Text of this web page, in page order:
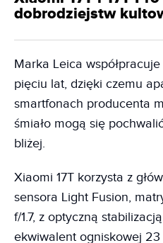
dobrodziejstw
Marka Leica
pięciu lat, dzięki czemu
smartfonach producenta
śmiało mogą się
bliżej.
Xiaomi 17T korzysta z
sensora Light Fusion,
f/1.7, z optyczną
ekwiwalent ogniskowej 23